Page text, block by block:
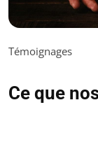
Témoignages
Ce que